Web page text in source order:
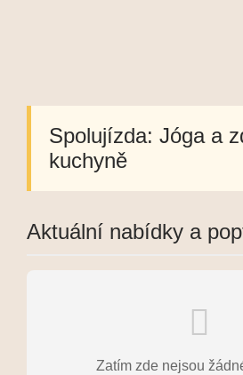
Spolujízda: Jóga a
kuchyně
Aktuální nabídky a
Zatím zde nejsou